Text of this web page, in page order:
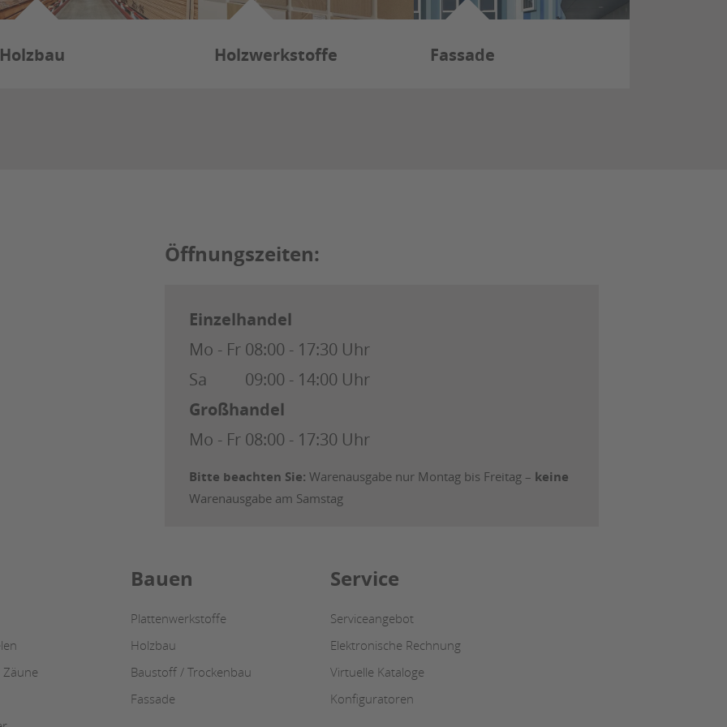
Holzwerkstoffe Fassade
Öffnungszeiten:
Einzelhandel
Mo - Fr 08:00 - 17:30 Uhr
Sa
09:00 - 14:00 Uhr
Großhandel
Mo - Fr 08:00 - 17:30 Uhr
Bitte beachten Sie: Warenausgabe nur Montag bis Freitag – keine
Warenausgabe am Samstag
Bauen
Plattenwerkstoffe
Holzbau
Baustoff / Trockenbau
Fassade
Service
Serviceangebot
Elektronische Rechnung
Virtuelle Kataloge
Konfiguratoren